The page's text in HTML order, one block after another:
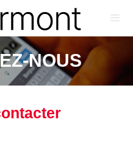
NOUS